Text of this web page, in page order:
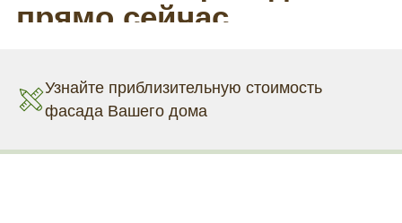
Узнайте приблизительную стоимость
фасада Вашего дома